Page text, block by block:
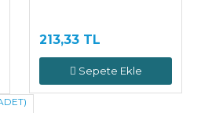
213,33 TL
Sepete Ekle